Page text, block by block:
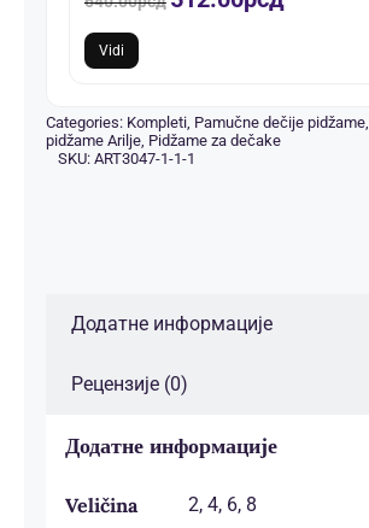
Vidi
Categories: Kompleti, Pamučne dečije pidžame,
pidžame Arilje, Pidžame za dečake
SKU: ART3047-1-1-1
Додатне информације
Рецензије (0)
Додатне информације
Veličina 2, 4, 6, 8